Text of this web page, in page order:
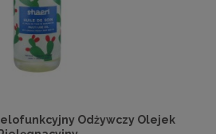
Odżywczy Olejek